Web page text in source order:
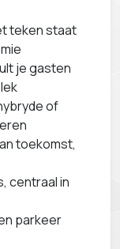
teken staat
je gasten
of
toekomst,
centraal in
parkeer